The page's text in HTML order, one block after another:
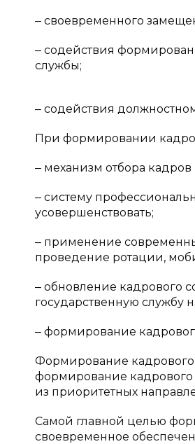
‒ своевременного
‒ содействия
службы;
‒ содействия
При формировании
‒ механизм отбора
‒ систему
усовершенствовать;
‒ применение
проведение ротации,
‒ обновление кадрового
государственную службу
‒ формирование
Формирование кадрового
формирование кадрового
из приоритетных
Самой главной целью
своевременное